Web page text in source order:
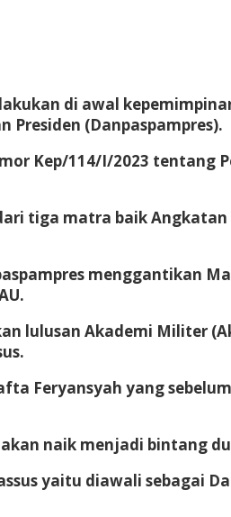
di awal
(Danpaspampres).
Kep/114/I/2023 tentang
tiga matra baik
menggantikan
lulusan Akademi Militer
Feryansyah yang
naik menjadi bintang
yaitu diawali sebagai